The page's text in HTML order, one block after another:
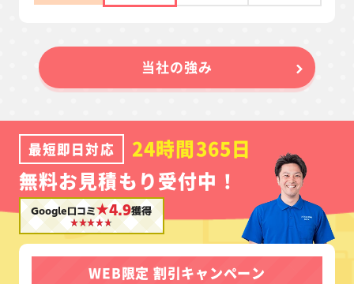
当社の強み
最短即日対応
24時間365日
無料お見積もり受付中！
Google口コミ★4.9獲得
WEB限定 割引キャンペーン